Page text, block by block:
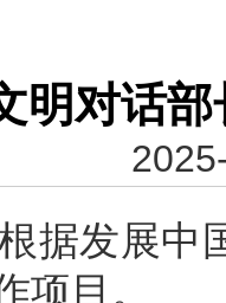
明对话
据发展中
项目。